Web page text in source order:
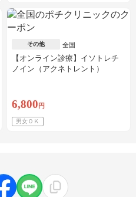
その他 全国
【オンライン診療】イソトレチ
ノイン（アクネトレント）
6,800 円
男女ＯＫ